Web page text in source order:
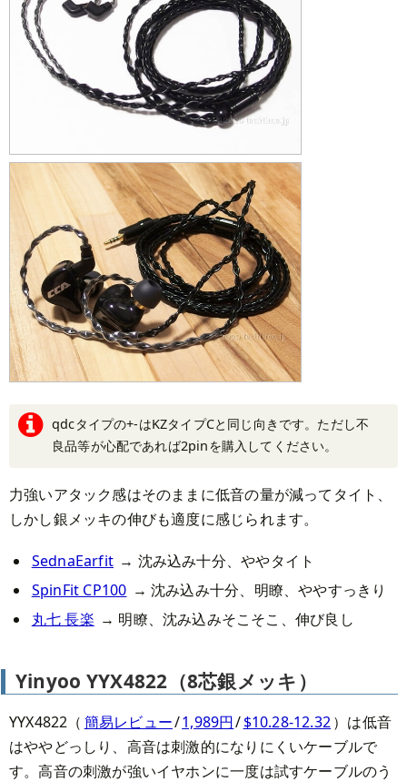
qdcタイプの+-はKZタイプCと同じ向きです。ただし不
良品等が心配であれば2pinを購入してください。
力強いアタック感はそのままに低音の量が減ってタイト、
しかし銀メッキの伸びも適度に感じられます。
SednaEarfit → 沈み込み十分、ややタイト
SpinFit CP100 → 沈み込み十分、明瞭、ややすっきり
丸七 長楽 → 明瞭、沈み込みそこそこ、伸び良し
Yinyoo YYX4822（8芯銀メッキ）
YYX4822（ 簡易レビュー/1,989円/$10.28-12.32）は低音
はややどっしり、高音は刺激的になりにくいケーブルで
す。高音の刺激が強いイヤホンに一度は試すケーブルのう